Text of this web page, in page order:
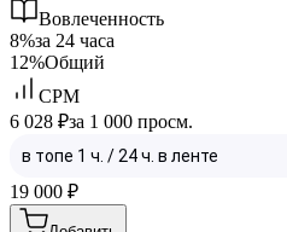
Вовлеченность
8%за 24 часа
12%Общий
CPM
6 028 ₽за 1 000 просм.
19 000 ₽